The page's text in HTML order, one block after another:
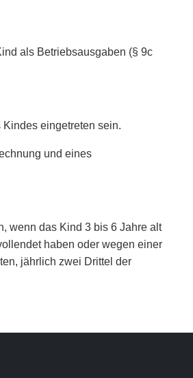
als Betriebsausgaben (§ 9c
eingetreten sein.
und eines
wenn das Kind 3 bis 6 Jahre alt
haben oder wegen einer
jährlich zwei Drittel der